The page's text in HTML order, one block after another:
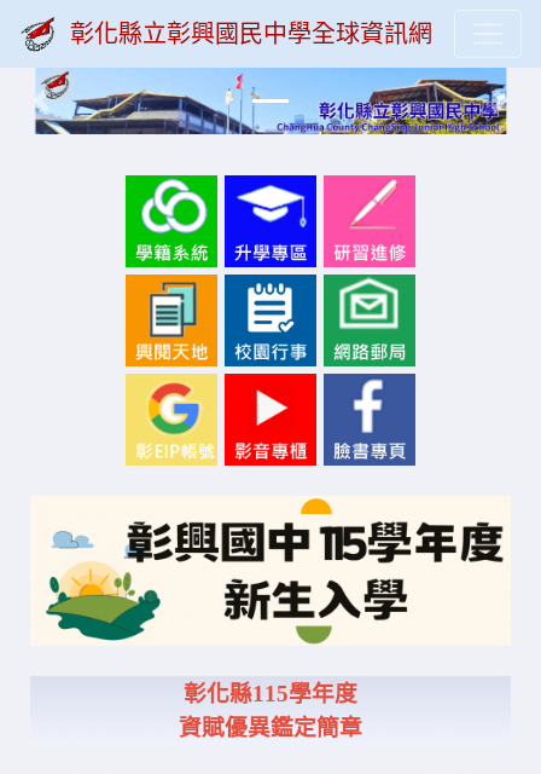
彰化縣立彰興國民中學全球資訊網
Previous Next
彰化縣115學年度
資賦優異鑑定簡章